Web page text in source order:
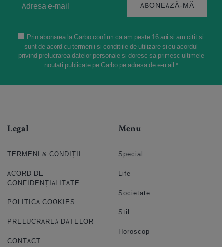
ABONEAZĂ-MĂ
Prin abonarea la Garbo confirm ca am peste 16 ani si am citit si
sunt de acord cu termenii si conditiile de utilizare si cu acordul
privind prelucrarea datelor personale si doresc sa primesc ultimele
noutati publicate pe Garbo pe adresa de e-mail *
Legal
TERMENI & CONDIȚII
ACORD DE
CONFIDENȚIALITATE
POLITICA COOKIES
PRELUCRAREA DATELOR
CONTACT
Menu
Special
Life
Societate
Stil
Horoscop